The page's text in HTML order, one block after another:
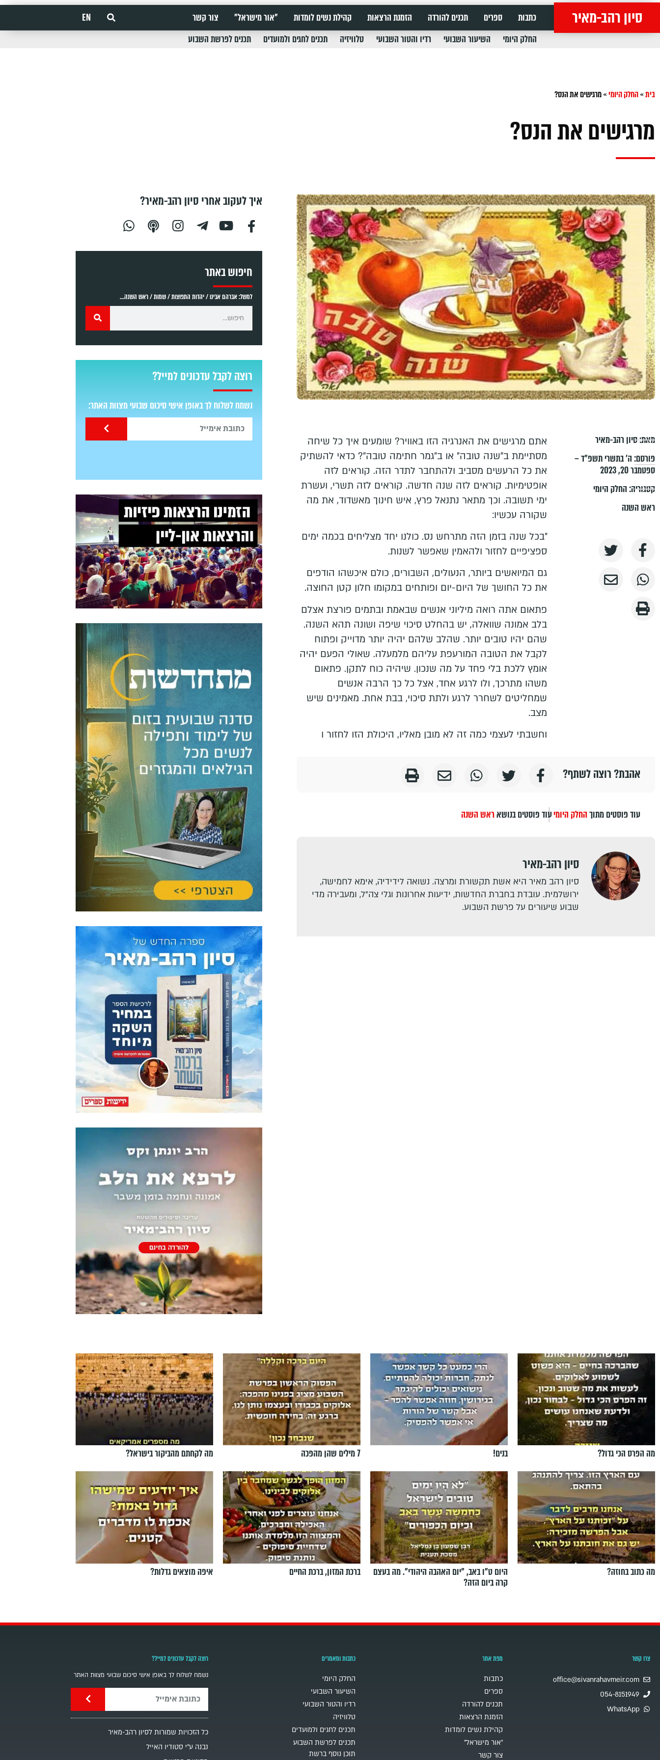
סיון רהב-מאיר כתבות ספרים תכנים להורדה הזמנת הרצאות קהילת נשים לומדות "אור מישראל" צור קשר
EN
החלק היומי
השיעור השבועי רדיו והטור השבועי טלוויזיה תכנים לחגים ולמועדים תכנים לפרשת השבוע
בית»החלק היומי»מרגישים את הנס?
מרגישים את הנס?
מאת:סיון רהב-מאיר
פורסם:ה׳ בתשרי תשפ״ד –
ספטמבר 20, 2023
קטגוריה:החלק היומי
ראש השנה
אתם מרגישים את האנרגיה הזו באוויר? שומעים איך כל שיחה
מסתיימת ב"שנה טובה" או ב"גמר חתימה טובה"? כדאי להשתיק
את כל הרעשים מסביב ולהתחבר לתדר הזה. קוראים לזה
אופטימיות. קוראים לזה שנה חדשה. קוראים לזה תשרי, ועשרת
ימי תשובה. וכך מתאר נתנאל פרץ, איש חינוך מאשדוד, את מה
שקורה עכשיו:
"בכל שנה בזמן הזה מתרחש נס. כולנו יחד מצליחים בכמה ימים
ספציפיים לחזור ולהאמין שאפשר לשנות.
גם המיואשים ביותר, הנעולים, השבורים, כולם איכשהו הודפים
את כל החושך של היום-יום ופותחים במקומו חלון קטן החוצה.
פתאום אתה רואה מיליוני אנשים שבאמת ובתמים פורצת אצלם
בלב אמונה שוואלה, יש בהחלט סיכוי שיפה ושונה תהא השנה.
שהם יהיו טובים יותר. שהלב שלהם יהיה יותר מדוייק ופתוח
לקבל את הטובה המורעפת עליהם מלמעלה. שאולי הפעם יהיה
אומץ ללכת בלי פחד על מה שנכון. שיהיה כוח לתקן. פתאום
משהו מתרכך, ולו לרגע אחד, אצל כל כך הרבה אנשים
שמחליטים לשחרר לרגע ולתת סיכוי, בבת אחת. מאמינים שיש
מצב.
וחשבתי לעצמי כמה זה לא מובן מאליו, היכולת הזו לחזור ו
אהבת? רוצה לשתף?
עוד פוסטים מתוךהחלק היומיעוד פוסטים בנושאראש השנה
סיון רהב-מאיר
סיון רהב מאיר היא אשת תקשורת ומרצה. נשואה לידידיה, אימא לחמישה,
ירושלמית. עובדת בחברת החדשות, ידיעות אחרונות וגלי צה"ל, ומעבירה מדי
שבוע שיעורים על פרשת השבוע.
איך לעקוב אחרי סיון רהב-מאיר?
חיפוש באתר
למשל: אברהם אבינו / יהדות התפוצות / שמות / ראש השנה...
רוצה לקבל עדכונים למייל?
נשמח לשלוח לך באופן אישי סיכום שבועי מצוות האתר:
מה הפרס הכי גדול? בנים! 7 מילים שהן מהפכה מה לקחתם מהביקור בישראל?
מה כתוב בחוזה?
היום ט"ו באב, ”יום האהבה היהודי". מה בעצם
קרה ביום הזה?
ברכת המזון, ברכת החיים איפה מוצאים גדלות?
צרו קשר
office@sivanrahavmeir.com
054-8151949
WhatsApp
מפת אתר
כתבות
ספרים
תכנים להורדה
הזמנת הרצאות
קהילת נשים לומדות
"אור מישראל"
צור קשר
כתבות ומאמרים
החלק היומי
השיעור השבועי
רדיו והטור השבועי
טלוויזיה
תכנים לחגים ולמועדים
תכנים לפרשת השבוע
תוכן נוסף ברשת
רוצה לקבל עדכונים למייל?
נשמח לשלוח לך באופן אישי סיכום שבועי מצוות האתר
כל הזכויות שמורות לסיון רהב-מאיר
נבנה ע"י סטודיו האייל